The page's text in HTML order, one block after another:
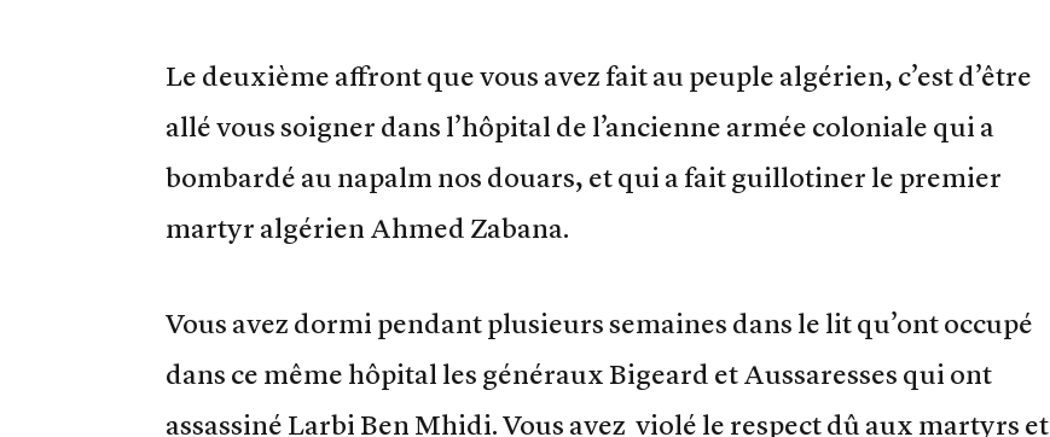
Le deuxième affront que vous avez fait au peuple algérien, c’est d’être
allé vous soigner dans l’hôpital de l’ancienne armée coloniale qui a
bombardé au napalm nos douars, et qui a fait guillotiner le premier
martyr algérien Ahmed Zabana.
Vous avez dormi pendant plusieurs semaines dans le lit qu’ont occupé
dans ce même hôpital les généraux Bigeard et Aussaresses qui ont
assassiné Larbi Ben Mhidi. Vous avez violé le respect dû aux martyrs et